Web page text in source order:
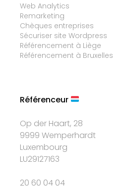
Web Analytics
Remarketing
Chèques entreprises
Sécuriser site Wordpress
Référencement à Liège
Référencement à Bruxelles
Référenceur
Op der Haart, 28
9999 Wemperhardt
Luxembourg
LU29127163
20 60 04 04